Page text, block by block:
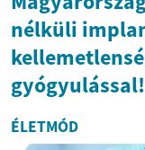
nélküli
ÉLETMÓD